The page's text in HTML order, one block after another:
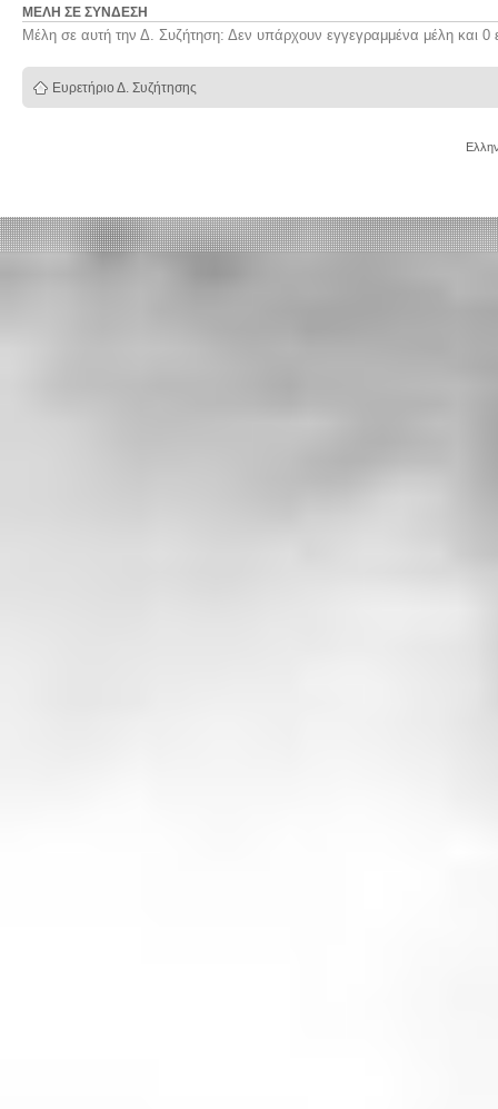
ΜΈΛΗ ΣΕ ΣΎΝΔΕΣΗ
Μέλη σε αυτή την Δ. Συζήτηση: Δεν υπάρχουν εγγεγραμμένα μέλη και 0
Ευρετήριο Δ. Συζήτησης